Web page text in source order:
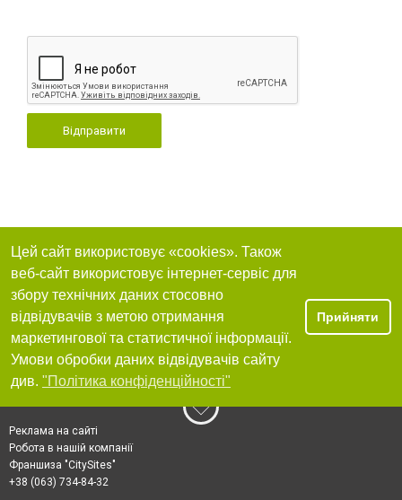
Відправити
Цей сайт використовує «cookies». Також
веб-сайт використовує інтернет-сервіс для
збору технічних даних стосовно
відвідувачів з метою отримання
маркетингової та статистичної інформації.
Умови обробки даних відвідувачів сайту
див. "Політика конфіденційності"
Прийняти
Реклама на сайті
Робота в нашій компанії
Франшиза "CitySites"
+38 (063) 734-84-32